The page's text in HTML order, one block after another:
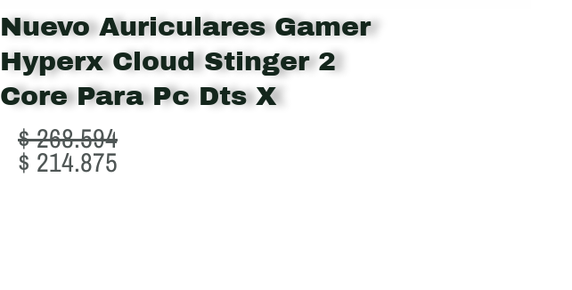
Nuevo Auriculares Gamer
Hyperx Cloud Stinger 2
Core Para Pc Dts X
$268.594
Original
price
was:
$ 214.875
Current